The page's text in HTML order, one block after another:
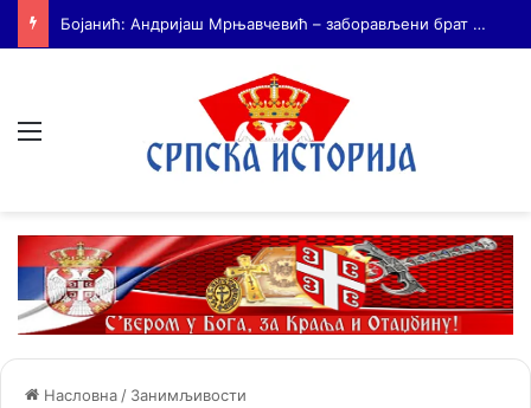
На Дражин дан у Лондону обележено 80. година од мучког убиства генерала Драгољуба Драже Михаиловића
Насловна / Занимљивости